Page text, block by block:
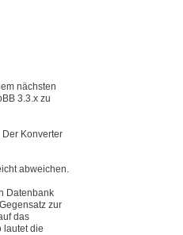
nächsten
3.3.x zu
Konverter
abweichen.
Datenbank
zur
das
lautet die